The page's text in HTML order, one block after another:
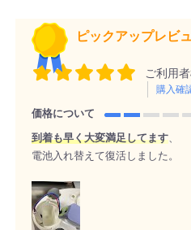
ピックアップレビ
ご利用
購入確
価格について
到着も早く大変満足してます、
電池入れ替えて復活しました。